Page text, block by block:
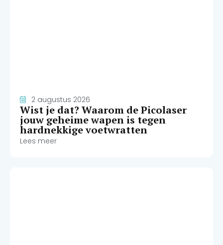
2 augustus 2026
Wist je dat? Waarom de Picolaser
jouw geheime wapen is tegen
hardnekkige voetwratten
Lees meer